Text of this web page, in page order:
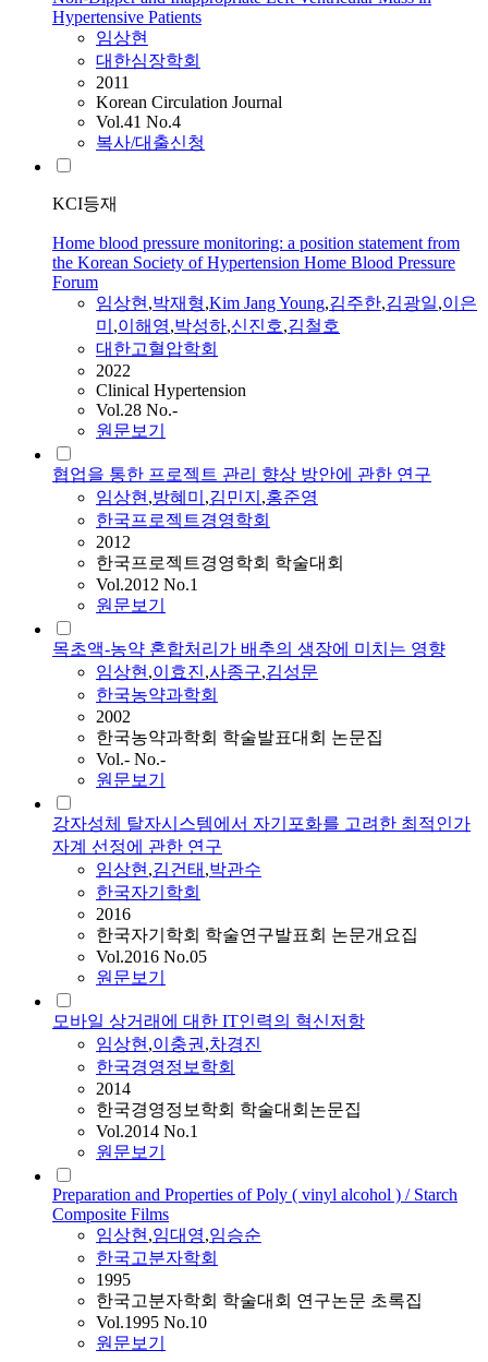
Hypertensive Patients
임상현
대한심장학회
2011
Korean Circulation Journal
Vol.41 No.4
복사/대출신청
KCI등재
Home blood pressure monitoring: a position statement from
the Korean Society of Hypertension Home Blood Pressure
Forum
임상현,박재형,Kim Jang Young,김주한,김광일,이은
미 ,이해영,박성하,신진호,김철호
대한고혈압학회
2022
Clinical Hypertension
Vol.28 No.-
원문보기
협업을 통한 프로젝트 관리 향상 방안에 관한 연구
임상현,방혜미 ,김민지 ,홍준영
한국프로젝트경영학회
2012
한국프로젝트경영학회 학술대회
Vol.2012 No.1
원문보기
목초액-농약 혼합처리가 배추의 생장에 미치는 영향
임상현,이효진,사종구,김성문
한국농약과학회
2002
한국농약과학회 학술발표대회 논문집
Vol.- No.-
원문보기
강자성체 탈자시스템에서 자기포화를 고려한 최적인가
자계 선정에 관한 연구
임상현,김건태 ,박관수
한국자기학회
2016
한국자기학회 학술연구발표회 논문개요집
Vol.2016 No.05
원문보기
모바일 상거래에 대한 IT인력의 혁신저항
임상현,이충권,차경진
한국경영정보학회
2014
한국경영정보학회 학술대회논문집
Vol.2014 No.1
원문보기
Preparation and Properties of Poly ( vinyl alcohol ) / Starch
Composite Films
임상현,임대영,임승순
한국고분자학회
1995
한국고분자학회 학술대회 연구논문 초록집
Vol.1995 No.10
원문보기